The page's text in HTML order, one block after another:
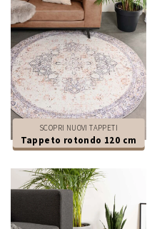
SCOPRI NUOVI TAPPETI
Tappeto rotondo 120 cm